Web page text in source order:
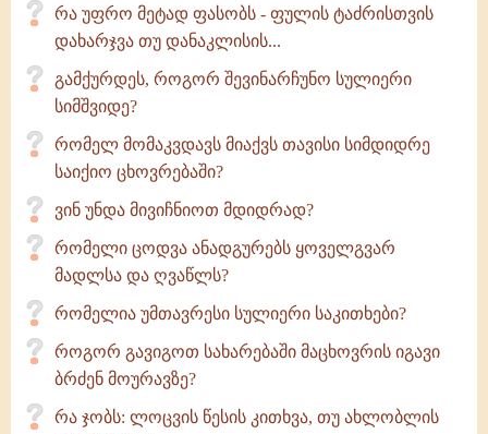
რა უფრო მეტად ფასობს - ფულის ტაძრისთვის
დახარჯვა თუ დანაკლისის...
გამქურდეს, როგორ შევინარჩუნო სულიერი
სიმშვიდე?
რომელ მომაკვდავს მიაქვს თავისი სიმდიდრე
საიქიო ცხოვრებაში?
ვინ უნდა მივიჩნიოთ მდიდრად?
რომელი ცოდვა ანადგურებს ყოველგვარ
მადლსა და ღვაწლს?
რომელია უმთავრესი სულიერი საკითხები?
როგორ გავიგოთ სახარებაში მაცხოვრის იგავი
ბრძენ მოურავზე?
რა ჯობს: ლოცვის წესის კითხვა, თუ ახლობლის